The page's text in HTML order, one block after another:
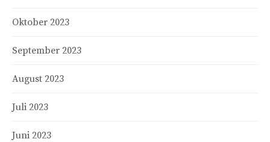
Oktober 2023
September 2023
August 2023
Juli 2023
Juni 2023